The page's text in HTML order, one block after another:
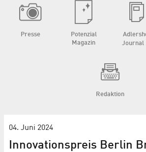
Presse
Potenzial
Magazin
Journal
Redaktion
04. Juni 2024
Innovationspreis Berlin